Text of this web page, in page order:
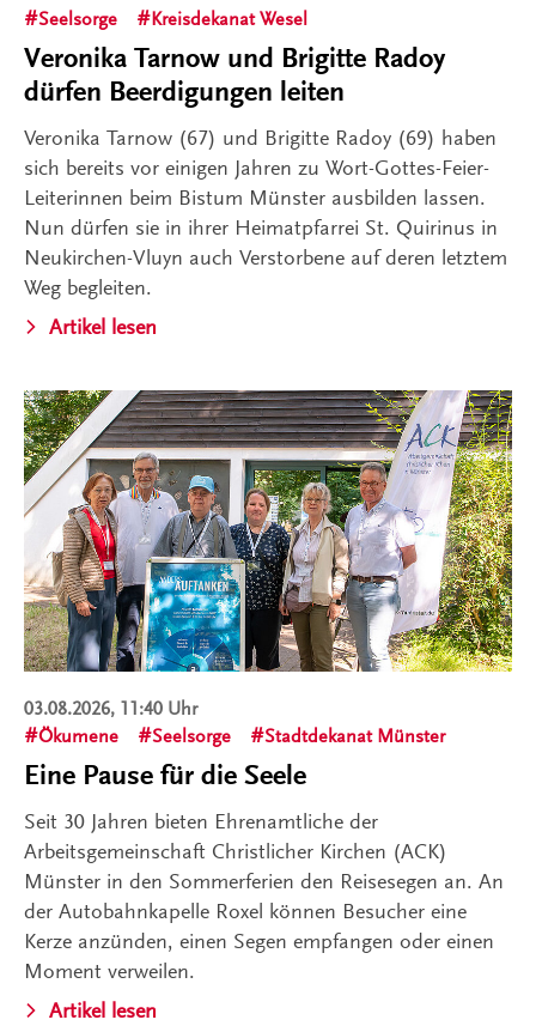
Seelsorge
Kreisdekanat Wesel
Veronika Tarnow und Brigitte Radoy
dürfen Beerdigungen leiten
Veronika Tarnow (67) und Brigitte Radoy (69) haben
sich bereits vor einigen Jahren zu Wort-Gottes-Feier-
Leiterinnen beim Bistum Münster ausbilden lassen.
Nun dürfen sie in ihrer Heimatpfarrei St. Quirinus in
Neukirchen-Vluyn auch Verstorbene auf deren letztem
Weg begleiten.
Artikel lesen
03.08.2026, 11:40 Uhr
Ökumene
Seelsorge Stadtdekanat Münster
Eine Pause für die Seele
Seit 30 Jahren bieten Ehrenamtliche der
Arbeitsgemeinschaft Christlicher Kirchen (ACK)
Münster in den Sommerferien den Reisesegen an. An
der Autobahnkapelle Roxel können Besucher eine
Kerze anzünden, einen Segen empfangen oder einen
Moment verweilen.
Artikel lesen